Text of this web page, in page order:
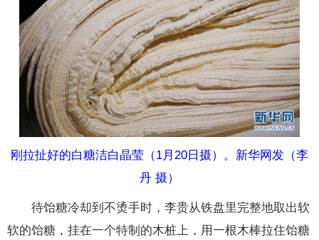
刚拉扯好的白糖洁白晶莹（1月20日摄）。新华网发（李
丹 摄）
待饴糖冷却到不烫手时，李贵从铁盘里完整地取出软
软的饴糖，挂在一个特制的木桩上，用一根木棒拉住饴糖